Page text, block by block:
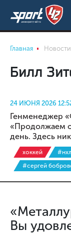
Главная Новости
Билл
24 ИЮНЯ 2026
Генменеджер
«Продолжаем
день. Здесь
хоккей #нхл
#сергей
Вы